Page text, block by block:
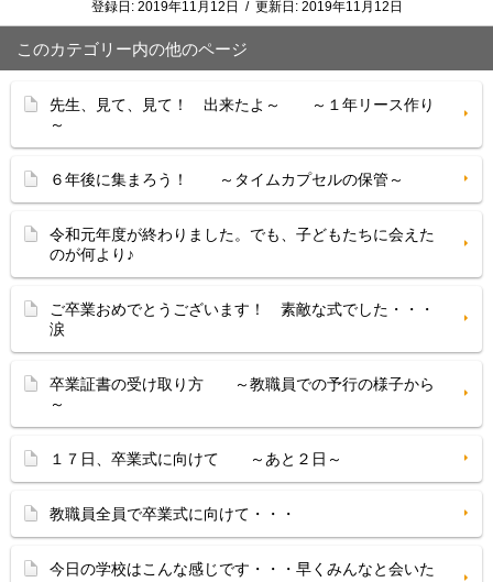
登録日: 2019年11月12日 / 更新日: 2019年11月12日
このカテゴリー内の他のページ
先生、見て、見て！ 出来たよ～ ～１年リース作り
～
６年後に集まろう！ ～タイムカプセルの保管～
令和元年度が終わりました。でも、子どもたちに会えた
のが何より♪
ご卒業おめでとうございます！ 素敵な式でした・・・
涙
卒業証書の受け取り方 ～教職員での予行の様子から
～
１７日、卒業式に向けて ～あと２日～
教職員全員で卒業式に向けて・・・
今日の学校はこんな感じです・・・早くみんなと会いた